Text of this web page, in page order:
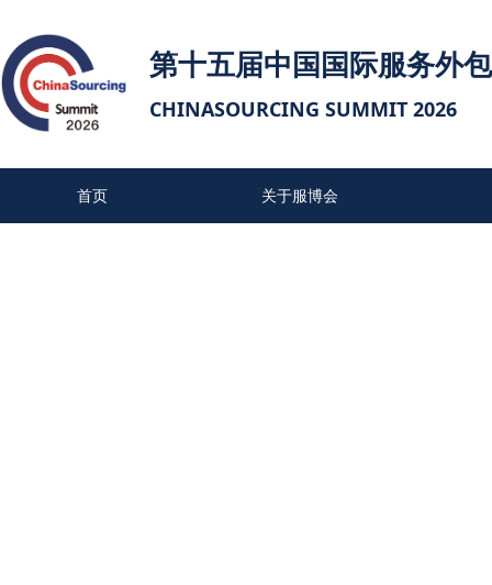
第十五届中国国际服务外
CHINASOURCING SUMMIT 2026
首页 关于服博会